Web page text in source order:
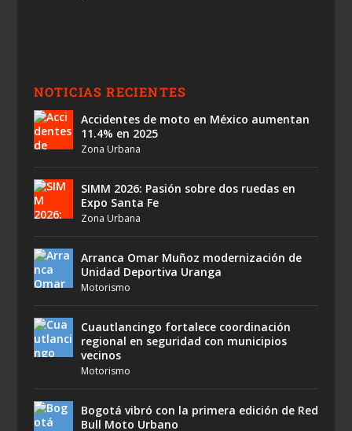
NOTICIAS RECIENTES
Accidentes de moto en México aumentan
11.4% en 2025
Zona Urbana
SIMM 2026: Pasión sobre dos ruedas en
Expo Santa Fe
Zona Urbana
Arranca Omar Muñoz modernización de
Unidad Deportiva Uranga
Motorismo
Cuautlancingo fortalece coordinación
regional en seguridad con municipios
vecinos
Motorismo
Bogotá vibró con la primera edición de Red
Bull Moto Urbano